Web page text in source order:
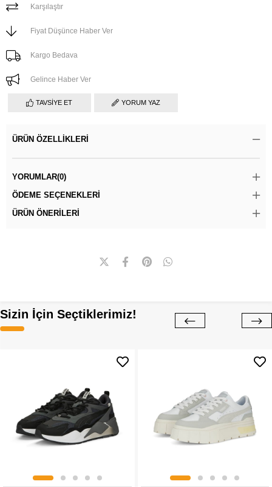
Karşılaştır
Fiyat Düşünce Haber Ver
Kargo Bedava
Gelince Haber Ver
TAVSIYE ET YORUM YAZ
ÜRÜN ÖZELLIKLERI
YORUMLAR(0)
ÖDEME SEÇENEKLERI
ÜRÜN ÖNERILERI
Sizin İçin Seçtiklerimiz!